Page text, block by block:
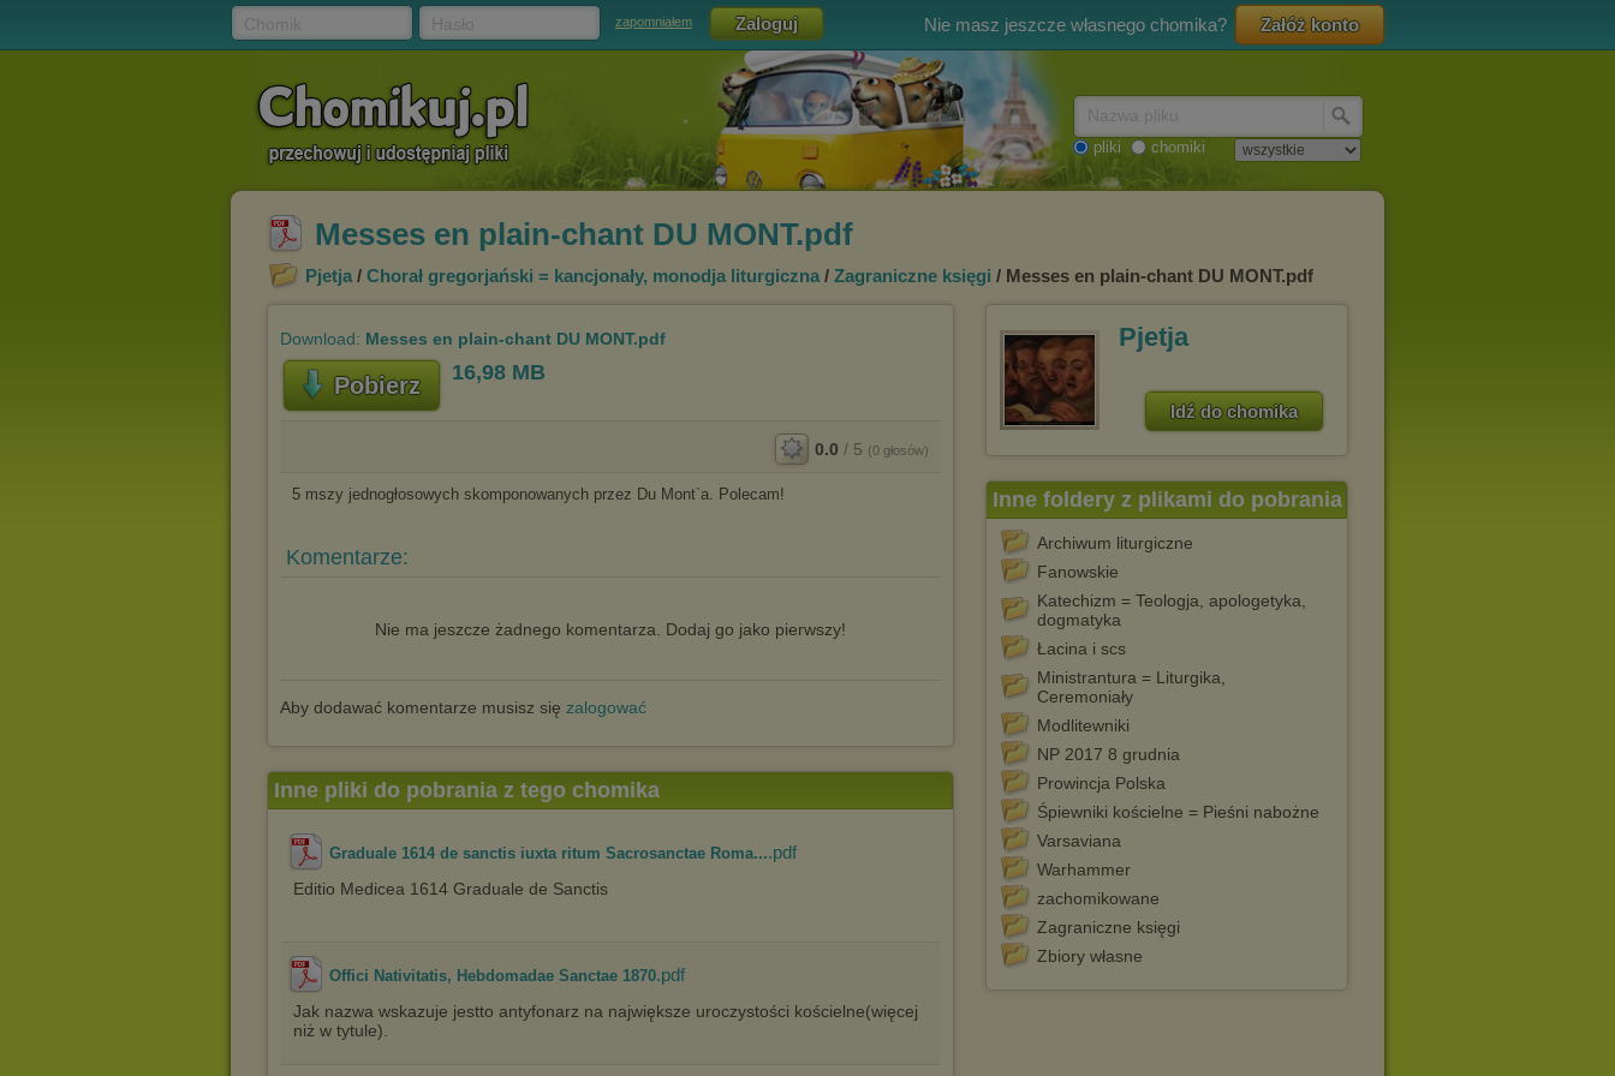
zapomniałem Nie masz jeszcze własnego chomika? Załóż konto
pliki chomiki
Messes en plain-chant DU MONT.pdf
Pjetja / Chorał gregorjański = kancjonały, monodja liturgiczna / Zagraniczne księgi / Messes en plain-chant DU MONT.pdf
Download: Messes en plain-chant DU MONT.pdf
Pobierz 16,98 MB
0.0 / 5 (0 głosów)
5 mszy jednogłosowych skomponowanych przez Du Mont`a. Polecam!
Komentarze:
Nie ma jeszcze żadnego komentarza. Dodaj go jako pierwszy!
Aby dodawać komentarze musisz się zalogować
Pjetja
Idź do chomika
Inne foldery z plikami do pobrania
Archiwum liturgiczne
Fanowskie
Katechizm = Teologja, apologetyka,
dogmatyka
Łacina i scs
Ministrantura = Liturgika,
Ceremoniały
Modlitewniki
NP 2017 8 grudnia
Prowincja Polska
Śpiewniki kościelne = Pieśni nabożne
Varsaviana
Warhammer
zachomikowane
Zagraniczne księgi
Zbiory własne
Inne pliki do pobrania z tego chomika
Graduale 1614 de sanctis iuxta ritum Sacrosanctae Roma....pdf
Editio Medicea 1614 Graduale de Sanctis
Offici Nativitatis, Hebdomadae Sanctae 1870.pdf
Jak nazwa wskazuje jestto antyfonarz na największe uroczystości kościelne(więcej
niż w tytule).